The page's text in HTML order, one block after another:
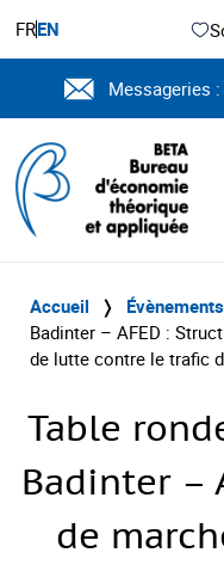
FREN
Messageries :
Accueil ❭ Évènements
Badinter – AFED :
de lutte contre le trafic
Table
Badinter –
de